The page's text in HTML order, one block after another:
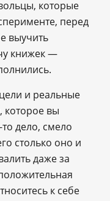
которые
перед
выучить
книжек —
и реальные
которое вы
дело, смело
столько оно и
даже за
к себе